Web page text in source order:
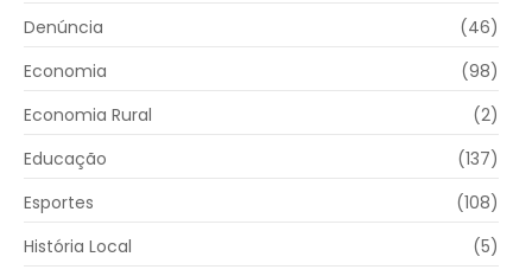
Denúncia
(46)
Economia
(98)
Economia Rural
(2)
Educação
(137)
Esportes
(108)
História Local
(5)